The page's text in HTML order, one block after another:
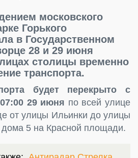
московского
Горького
в Государственном
28 и 29 июня
столицы временно
транспорта.
будет перекрыто с
29 июня по всей улице
от улицы Ильинки до улицы
5 на Красной площади.